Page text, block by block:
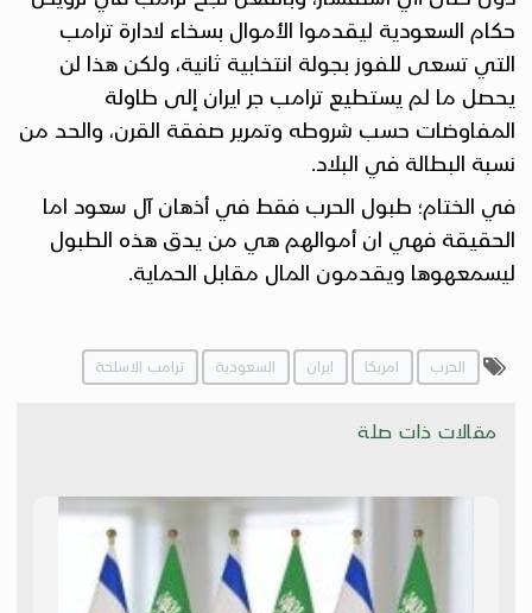
حكام السعودية ليقدموا الأموال بسخاء لادارة ترامب
التي تسعى للفوز بجولة انتخابية ثانية، ولكن هذا لن
يحصل ما لم يستطيع ترامب جر ايران إلى طاولة
المفاوضات حسب شروطه وتمرير صفقة القرن، والحد من
نسبة البطالة في البلاد.
في الختام؛ طبول الحرب فقط في أذهان آل سعود اما
الحقيقة فهي ان أموالهم هي من يدق هذه الطبول
ليسمعهوها ويقدمون المال مقابل الحماية.
الحرب امريكا ايران السعودية ترامب الاسلحة
مقالات ذات صلة